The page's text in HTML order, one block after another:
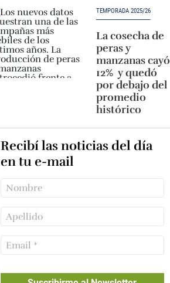
TEMPORADA 2025/26
La cosecha de
peras y
manzanas cayó
12% y quedó
por debajo del
promedio
histórico
Recibí las noticias del día
en tu e-mail